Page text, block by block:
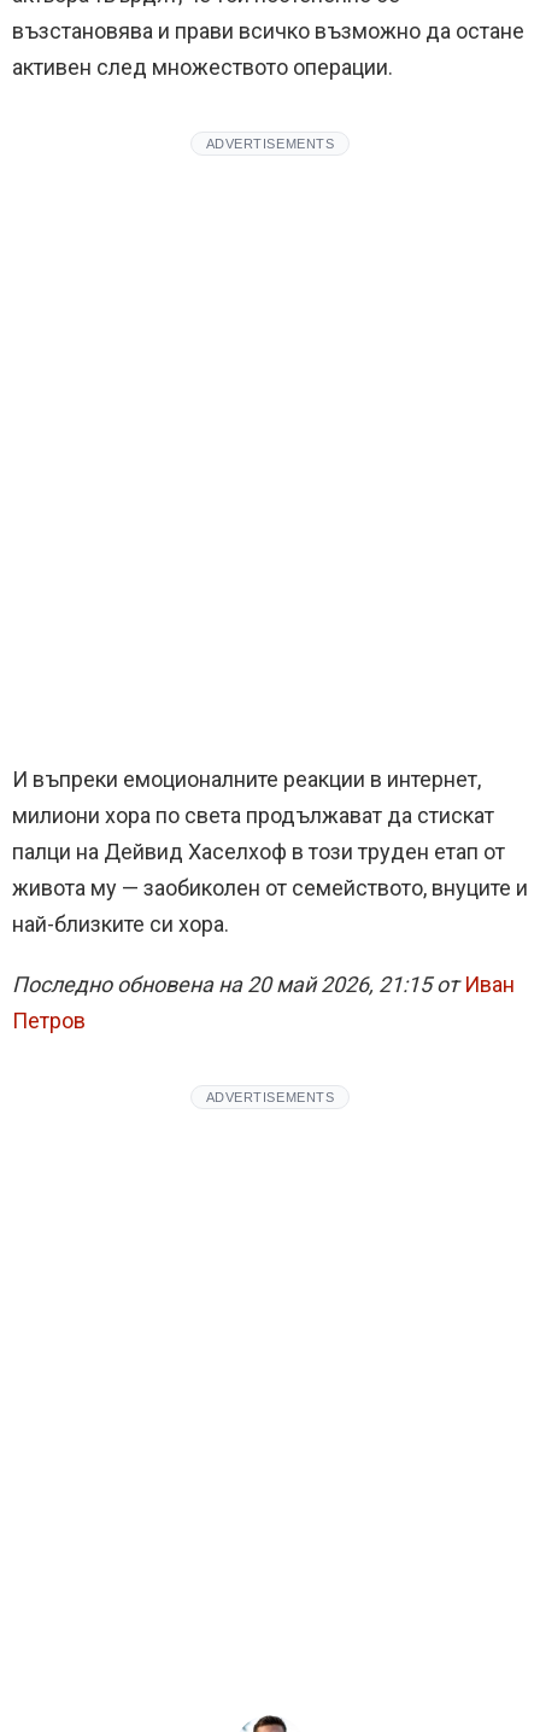
възстановява и прави всичко възможно да остане
активен след множеството операции.
ADVERTISEMENTS
И въпреки емоционалните реакции в интернет,
милиони хора по света продължават да стискат
палци на Дейвид Хаселхоф в този труден етап от
живота му — заобиколен от семейството, внуците и
най-близките си хора.
Последно обновена на 20 май 2026, 21:15 от Иван
Петров
ADVERTISEMENTS